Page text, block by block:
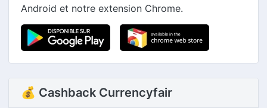
Android et notre extension Chrome.
💰 Cashback Currencyfair